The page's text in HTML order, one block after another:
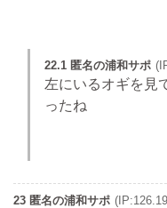
22.1 匿名の浦和サポ
左にいるオギを見
ったね
23 匿名の浦和サポ